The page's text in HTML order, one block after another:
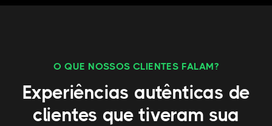
O QUE NOSSOS CLIENTES FALAM?
Experiências autênticas de
clientes que tiveram sua